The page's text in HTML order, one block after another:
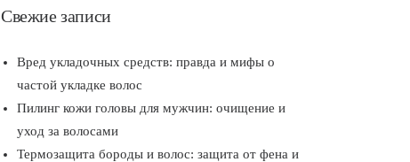
Свежие записи
Вред укладочных средств: правда и мифы о
частой укладке волос
Пилинг кожи головы для мужчин: очищение и
уход за волосами
Термозащита бороды и волос: защита от фена и